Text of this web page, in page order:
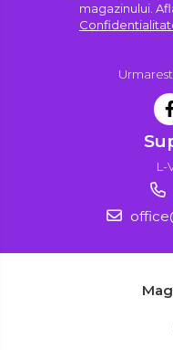
magazinului.
L-